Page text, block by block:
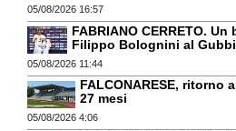
05/08/2026 16:57
FABRIANO CERRETO.
Filippo Bolognini al
05/08/2026 11:44
FALCONARESE, ritorno
27 mesi
05/08/2026 4:06